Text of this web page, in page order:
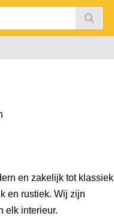
en zakelijk tot klassiek
en rustiek. Wij zijn
elk interieur.